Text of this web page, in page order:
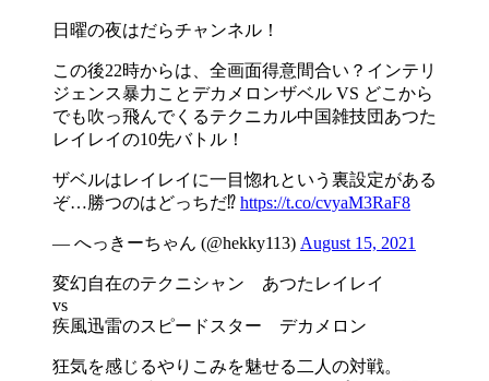
日曜の夜はだらチャンネル！
この後22時からは、全画面得意間合い？インテリ
ジェンス暴力ことデカメロンザベル VS どこから
でも吹っ飛んでくるテクニカル中国雑技団あつた
レイレイの10先バトル！
ザベルはレイレイに一目惚れという裏設定がある
ぞ…勝つのはどっちだ⁉︎ https://t.co/cvyaM3RaF8
— へっきーちゃん (@hekky113) August 15, 2021
変幻自在のテクニシャン あつたレイレイ
vs
疾風迅雷のスピードスター デカメロン
狂気を感じるやりこみを魅せる二人の対戦。